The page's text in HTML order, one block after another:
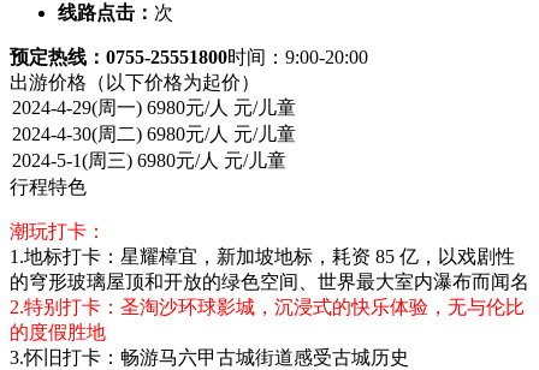
线路点击： 次
预定热线：0755-25551800时间：9:00-20:00
出游价格 （以下价格为起价）
行程特色
潮玩打卡：
1.地标打卡：星耀樟宜，新加坡地标，耗资 85 亿，以戏剧性
的穹形玻璃屋顶和开放的绿色空间、世界最大室内瀑布而闻名
2.特别打卡：圣淘沙环球影城，沉浸式的快乐体验，无与伦比
的度假胜地
3.怀旧打卡：畅游马六甲古城街道感受古城历史